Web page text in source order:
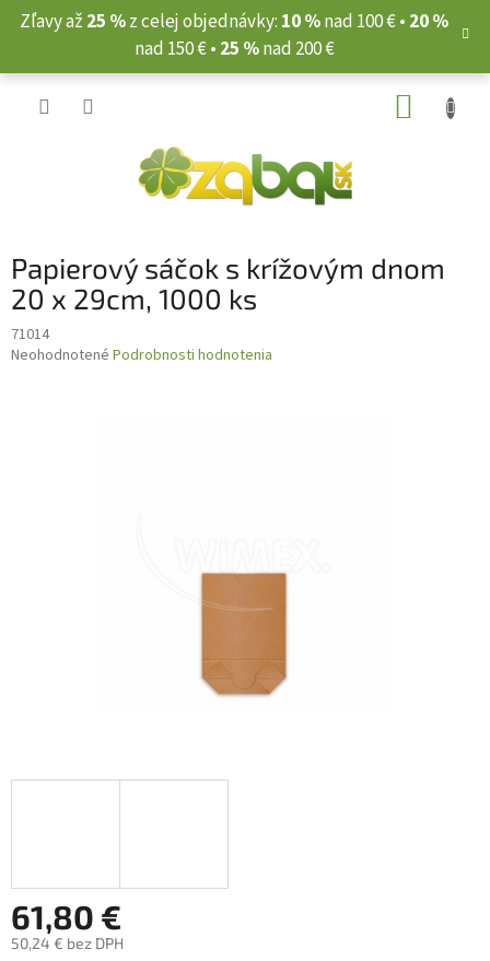
Prejsť
Zľavy až 25 %z celej objednávky: 10 %nad 100 € • 20 %
nad 150 € • 25 %nad 200 €
Papierový sáčok s krížovým dnom
20 x 29cm, 1000 ks
71014
Priemerné
Neohodnotené Podrobnosti hodnotenia
61,80 €
50,24 € bez DPH